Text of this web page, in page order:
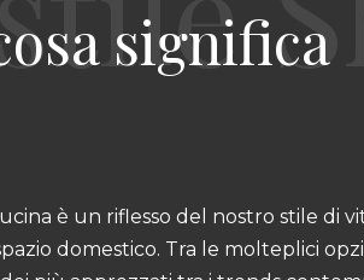
significa
è un riflesso del nostro stile di
domestico. Tra le molteplici